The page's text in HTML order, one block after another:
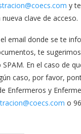
y
clave de acceso.
email donde se te
te
En el caso de
caso, por favor,
Enfermeros y
coecs.com o